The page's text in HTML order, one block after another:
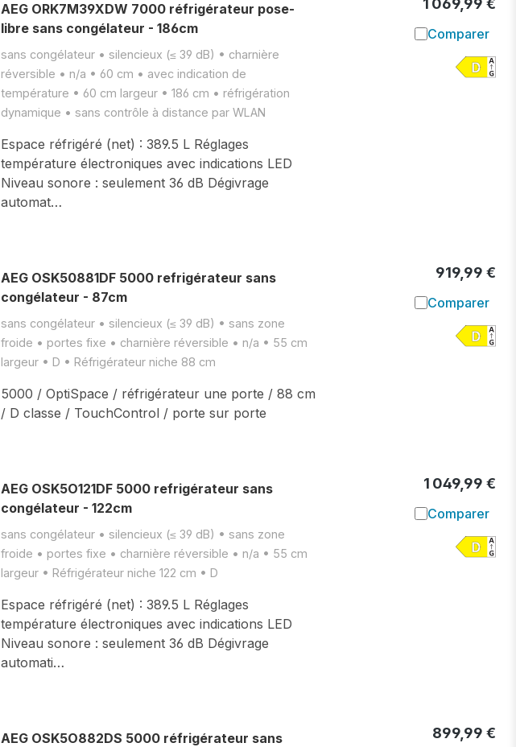
AEG ORK7M39XDW 7000 réfrigérateur pose-
libre sans congélateur - 186cm
sans congélateur • silencieux (≤ 39 dB) • charnière
réversible • n/a • 60 cm • avec indication de
température • 60 cm largeur • 186 cm • réfrigération
dynamique • sans contrôle à distance par WLAN
Espace réfrigéré (net) : 389.5 L Réglages
température électroniques avec indications LED
Niveau sonore : seulement 36 dB Dégivrage
automat…
1 069,99 €
Comparer
Ajouter à
AEG OSK50881DF 5000 refrigérateur sans
congélateur - 87cm
sans congélateur • silencieux (≤ 39 dB) • sans zone
froide • portes fixe • charnière réversible • n/a • 55 cm
largeur • D • Réfrigérateur niche 88 cm
5000 / OptiSpace / réfrigérateur une porte / 88 cm
/ D classe / TouchControl / porte sur porte
919,99 €
Comparer
Ajouter à
AEG OSK5O121DF 5000 refrigérateur sans
congélateur - 122cm
sans congélateur • silencieux (≤ 39 dB) • sans zone
froide • portes fixe • charnière réversible • n/a • 55 cm
largeur • Réfrigérateur niche 122 cm • D
Espace réfrigéré (net) : 389.5 L Réglages
température électroniques avec indications LED
Niveau sonore : seulement 36 dB Dégivrage
automati…
1 049,99 €
Comparer
Ajouter à
AEG OSK5O882DS 5000 réfrigérateur sans
899,99 €